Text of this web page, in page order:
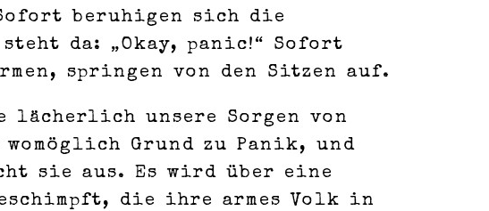
beruhigen sich die
da: „Okay, panic!“ Sofort
springen von den Sitzen auf.
lächerlich unsere Sorgen von
Grund zu Panik, und
sie aus. Es wird über eine
die ihre armes Volk in